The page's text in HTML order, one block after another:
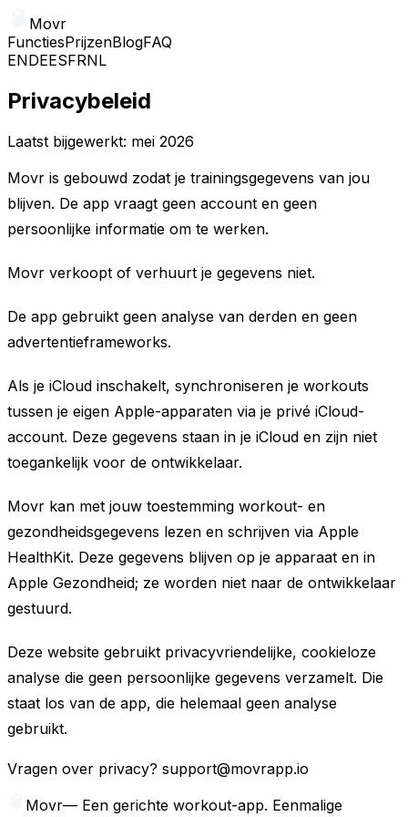
Movr
FunctiesPrijzenBlogFAQ
ENDEESFRNL
Privacybeleid
Laatst bijgewerkt: mei 2026
Movr is gebouwd zodat je trainingsgegevens van jou
blijven. De app vraagt geen account en geen
persoonlijke informatie om te werken.
Movr verkoopt of verhuurt je gegevens niet.
De app gebruikt geen analyse van derden en geen
advertentieframeworks.
Als je iCloud inschakelt, synchroniseren je workouts
tussen je eigen Apple-apparaten via je privé iCloud-
account. Deze gegevens staan in je iCloud en zijn niet
toegankelijk voor de ontwikkelaar.
Movr kan met jouw toestemming workout- en
gezondheidsgegevens lezen en schrijven via Apple
HealthKit. Deze gegevens blijven op je apparaat en in
Apple Gezondheid; ze worden niet naar de ontwikkelaar
gestuurd.
Deze website gebruikt privacyvriendelijke, cookieloze
analyse die geen persoonlijke gegevens verzamelt. Die
staat los van de app, die helemaal geen analyse
gebruikt.
Vragen over privacy? support@movrapp.io
Movr— Een gerichte workout-app. Eenmalige